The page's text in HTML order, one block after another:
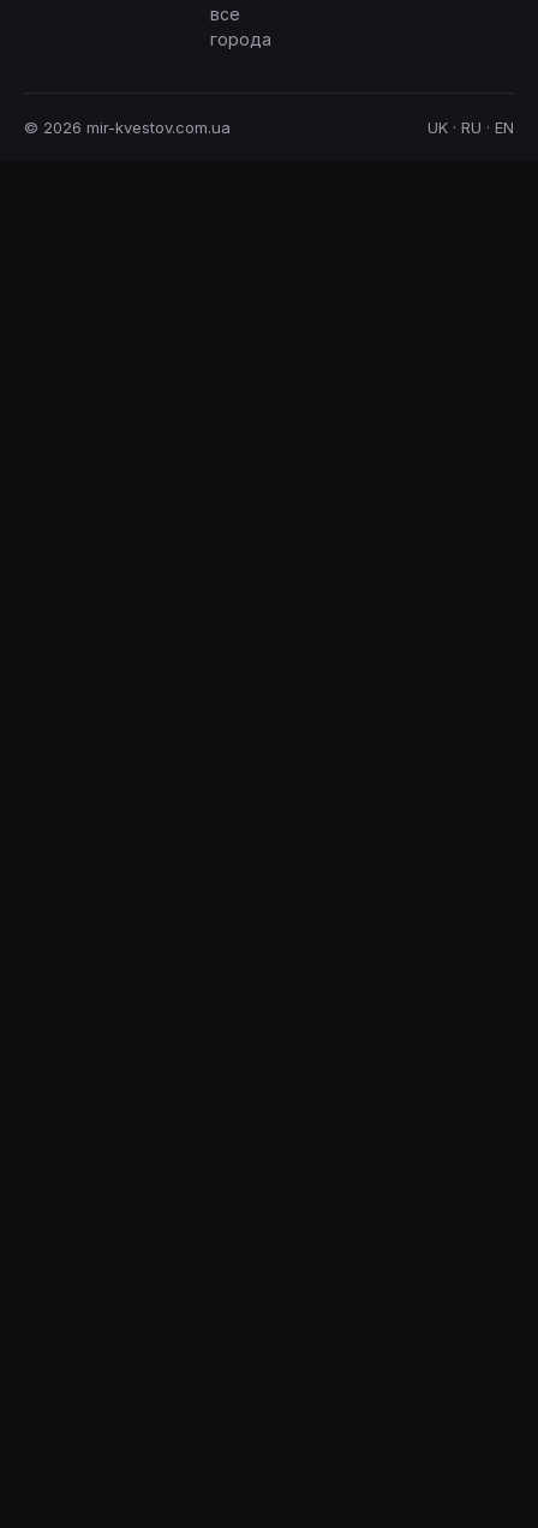
все
города
© 2026 mir-kvestov.com.ua UK · RU · EN